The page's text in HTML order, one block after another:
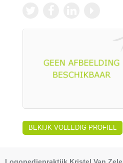
BEKIJK VOLLEDIG PROFIEL
Logopediepraktijk Kristel Van Zele